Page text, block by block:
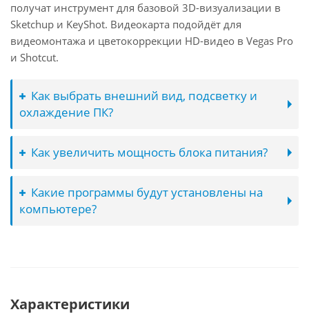
получат инструмент для базовой 3D-визуализации в
Sketchup и KeyShot. Видеокарта подойдёт для
видеомонтажа и цветокоррекции HD-видео в Vegas Pro
и Shotcut.
Как выбрать внешний вид, подсветку и
охлаждение ПК?
Как увеличить мощность блока питания?
Какие программы будут установлены на
компьютере?
Характеристики